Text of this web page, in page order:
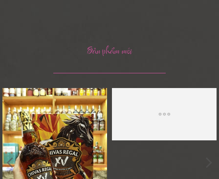
Sản phẩm mới